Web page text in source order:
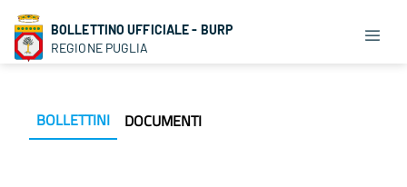
BOLLETTINO UFFICIALE - BURP
REGIONE PUGLIA
BOLLETTINI DOCUMENTI